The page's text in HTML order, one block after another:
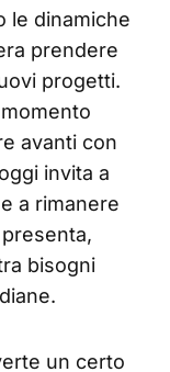
le dinamiche
prendere
progetti.
avanti con
invita a
a rimanere
bisogni
un certo